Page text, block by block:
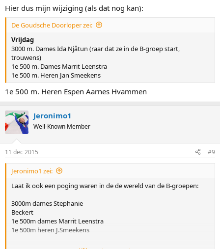
Hier dus mijn wijziging (als dat nog kan):
De Goudsche Doorloper zei:
Vrijdag
3000 m. Dames Ida Njåtun (raar dat ze in de B-groep start,
trouwens)
1e 500 m. Dames Marrit Leenstra
1e 500 m. Heren Jan Smeekens
1e 500 m. Heren Espen Aarnes Hvammen
Jeronimo1
Well-Known Member
11 dec 2015 #9
Jeronimo1 zei:
Laat ik ook een poging waren in de de wereld van de B-groepen:
3000m dames Stephanie
Beckert
1e 500m dames Marrit Leenstra
1e 500m heren J.Smeekens